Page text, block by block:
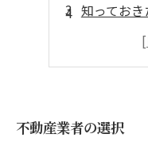
知ってお
不動産業者の選択